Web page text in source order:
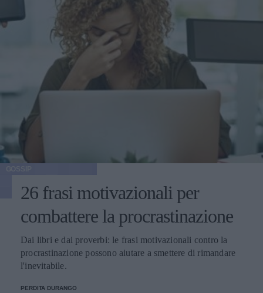
26 frasi motivazionali per
combattere la procrastinazione
Dai libri e dai proverbi: le frasi motivazionali contro la
procrastinazione possono aiutare a smettere di rimandare
l'inevitabile.
PERDITA DURANGO